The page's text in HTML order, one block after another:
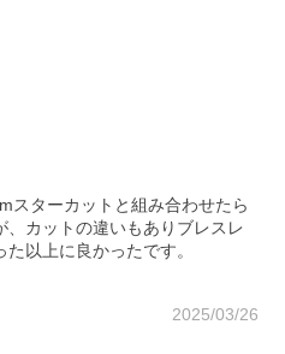
スターカットと組み合わせたら
カットの違いもありブレスレ
以上に良かったです。
2025/03/26